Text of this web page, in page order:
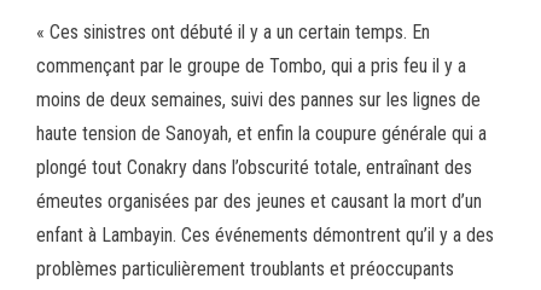
« Ces sinistres ont débuté il y a un certain temps. En
commençant par le groupe de Tombo, qui a pris feu il y a
moins de deux semaines, suivi des pannes sur les lignes de
haute tension de Sanoyah, et enfin la coupure générale qui a
plongé tout Conakry dans l’obscurité totale, entraînant des
émeutes organisées par des jeunes et causant la mort d’un
enfant à Lambayin. Ces événements démontrent qu’il y a des
problèmes particulièrement troublants et préoccupants